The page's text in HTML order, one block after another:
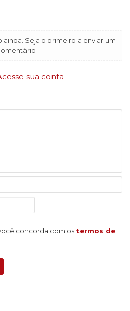
Seja o primeiro a enviar um
sua conta
concorda com os termos de